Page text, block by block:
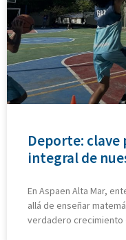
Deporte: clave
integral de
En Aspaen Alta Mar,
allá de enseñar
verdadero crecimiento